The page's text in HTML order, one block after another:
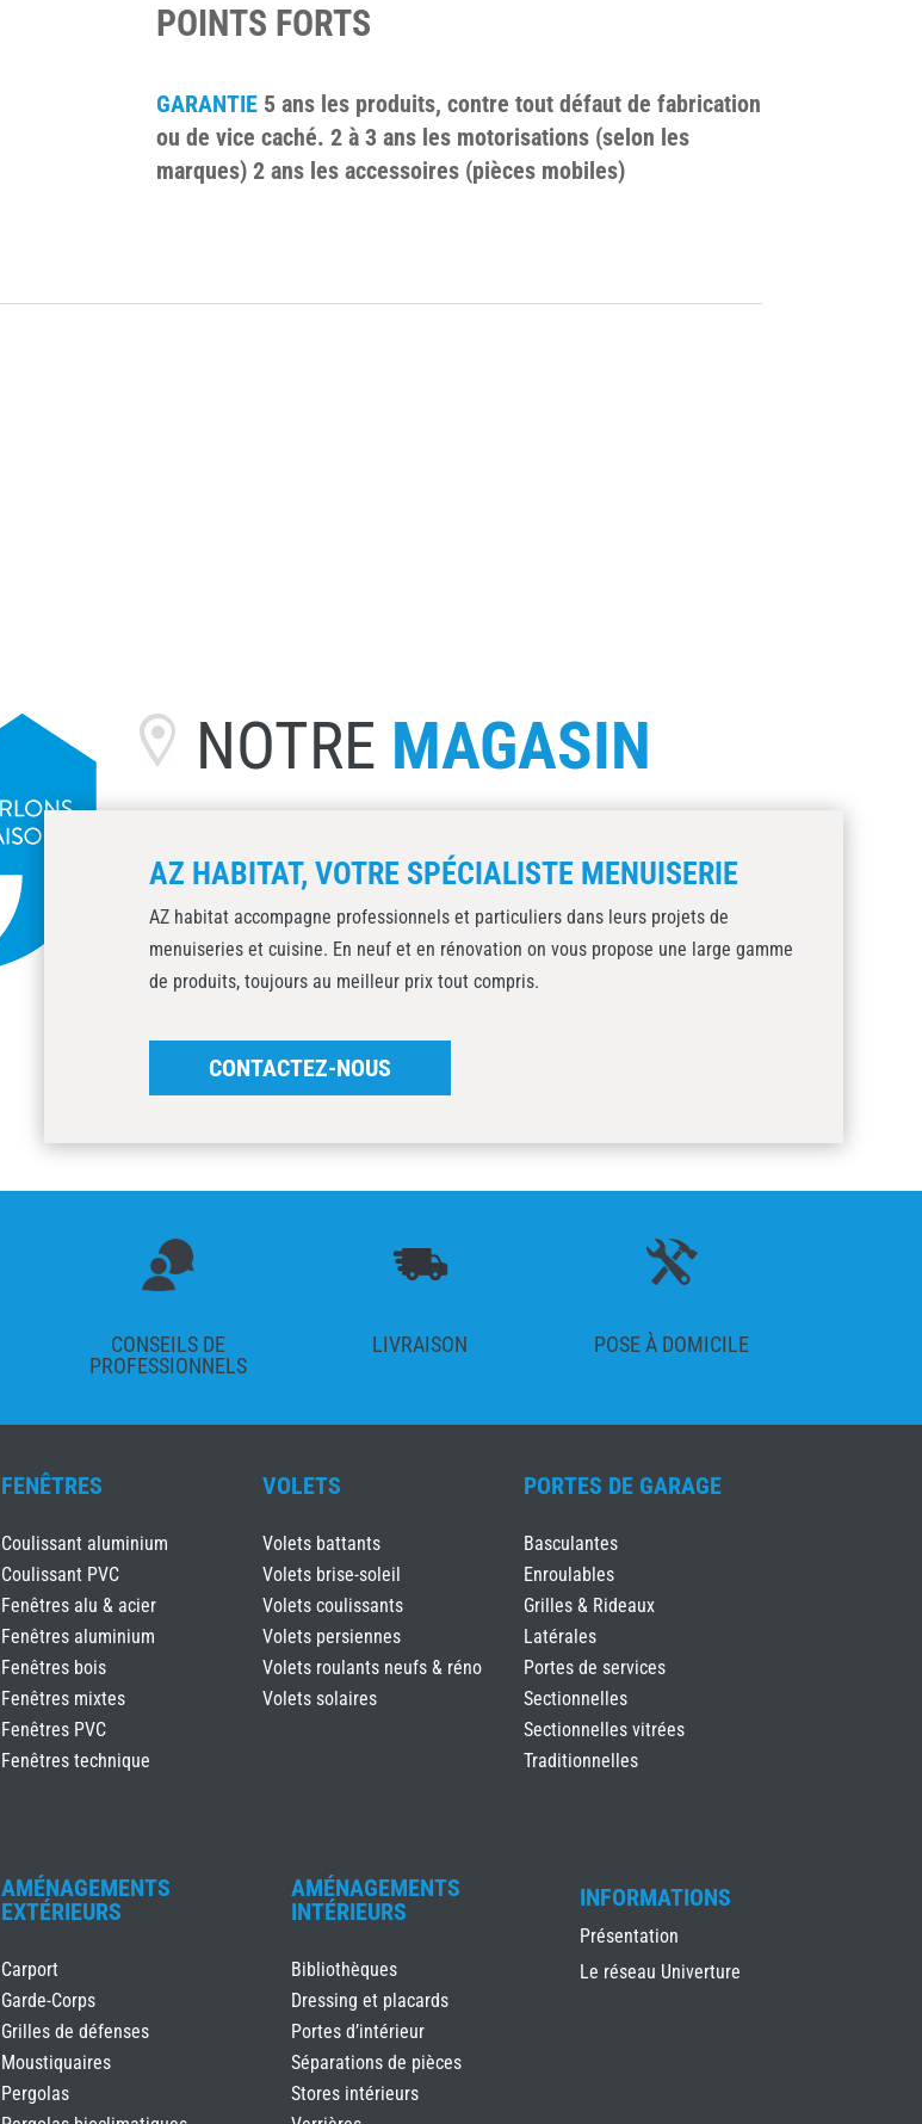
POINTS FORTS
GARANTIE 5 ans les produits, contre tout défaut de fabrication
ou de vice caché. 2 à 3 ans les motorisations (selon les
marques) 2 ans les accessoires (pièces mobiles)
NOTRE MAGASIN
AZ HABITAT, VOTRE SPÉCIALISTE MENUISERIE
AZ habitat accompagne professionnels et particuliers dans leurs projets de
menuiseries et cuisine. En neuf et en rénovation on vous propose une large gamme
de produits, toujours au meilleur prix tout compris.
CONTACTEZ-NOUS
CONSEILS DE
PROFESSIONNELS
LIVRAISON POSE À DOMICILE
FENÊTRES
Coulissant aluminium
Coulissant PVC
Fenêtres alu & acier
Fenêtres aluminium
Fenêtres bois
Fenêtres mixtes
Fenêtres PVC
Fenêtres technique
VOLETS
Volets battants
Volets brise-soleil
Volets coulissants
Volets persiennes
Volets roulants neufs & réno
Volets solaires
PORTES DE GARAGE
Basculantes
Enroulables
Grilles & Rideaux
Latérales
Portes de services
Sectionnelles
Sectionnelles vitrées
Traditionnelles
AMÉNAGEMENTS
EXTÉRIEURS
Carport
Garde-Corps
Grilles de défenses
Moustiquaires
Pergolas
AMÉNAGEMENTS
INTÉRIEURS
Bibliothèques
Dressing et placards
Portes d’intérieur
Séparations de pièces
Stores intérieurs
INFORMATIONS
Présentation
Le réseau Univerture